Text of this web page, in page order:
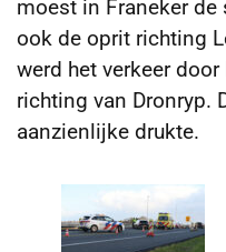
moest in Franeker
ook de oprit richting
werd het verkeer
richting van Dronryp.
aanzienlijke drukte.